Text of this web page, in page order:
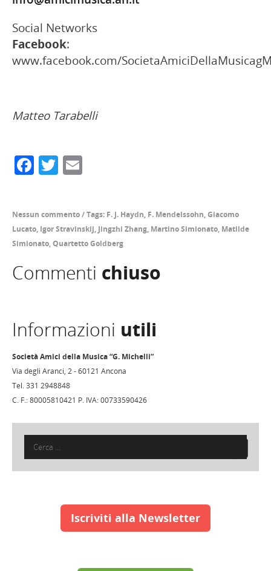
Social Networks
Facebook:
www.facebook.com/
Matteo Tarabelli
Facebook
Twitter
Nessun commento/Tags: F. J. Haydn, F. Mendelssohn,Giacomo
Lucato, Igor Stravinskij, Jingzhi Zhang, Martino Simionato, Matilde
Simionato,Quartetto Goldberg
Commenti chiuso
Informazioni utili
Società Amici della Musica “G. Michelli”
Via degli Aranci, 2 - 60121 Ancona
Tel. 331 2948848
C. F.: 80005810421 P. IVA: 00733590426
Ricerca
Iscriviti alla Newsletter